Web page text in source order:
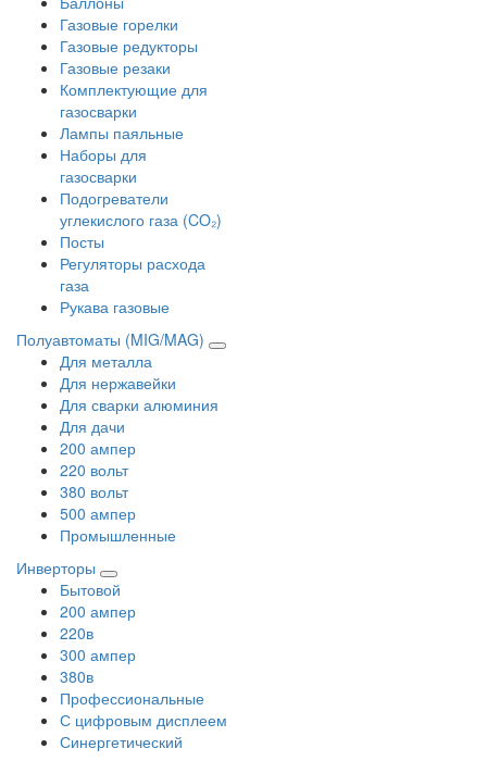
Газовые горелки
Газовые редукторы
Газовые резаки
Комплектующие для
газосварки
Лампы паяльные
Наборы для
газосварки
Подогреватели
углекислого газа (CO₂)
Посты
Регуляторы расхода
газа
Рукава газовые
Полуавтоматы (MIG/MAG)
Для металла
Для нержавейки
Для сварки алюминия
Для дачи
200 ампер
220 вольт
380 вольт
500 ампер
Промышленные
Инверторы
Бытовой
200 ампер
220в
300 ампер
380в
Профессиональные
С цифровым дисплеем
Синергетический